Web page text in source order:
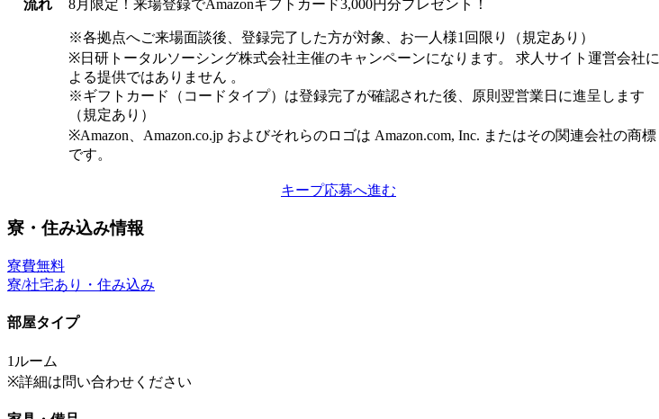
流れ
8月限定！来場登録でAmazonギフトカード3,000円分プレゼント！
※各拠点へご来場面談後、登録完了した方が対象、お一人様1回限り（規定あり）
※日研トータルソーシング株式会社主催のキャンペーンになります。 求人サイト運営会社に
よる提供ではありません 。
※ギフトカード（コードタイプ）は登録完了が確認された後、原則翌営業日に進呈します
（規定あり）
※Amazon、Amazon.co.jp およびそれらのロゴは Amazon.com, Inc. またはその関連会社の商標
です。
キープ応募へ進む
寮・住み込み情報
寮費無料
寮/社宅あり・住み込み
部屋タイプ
1ルーム
※詳細は問い合わせください